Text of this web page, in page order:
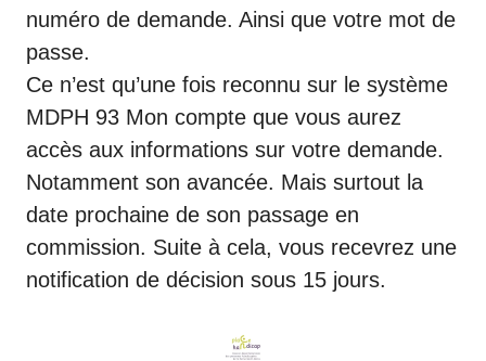
numéro de demande. Ainsi que votre mot de
passe.
Ce n’est qu’une fois reconnu sur le système
MDPH 93 Mon compte que vous aurez
accès aux informations sur votre demande.
Notamment son avancée. Mais surtout la
date prochaine de son passage en
commission. Suite à cela, vous recevrez une
notification de décision sous 15 jours.